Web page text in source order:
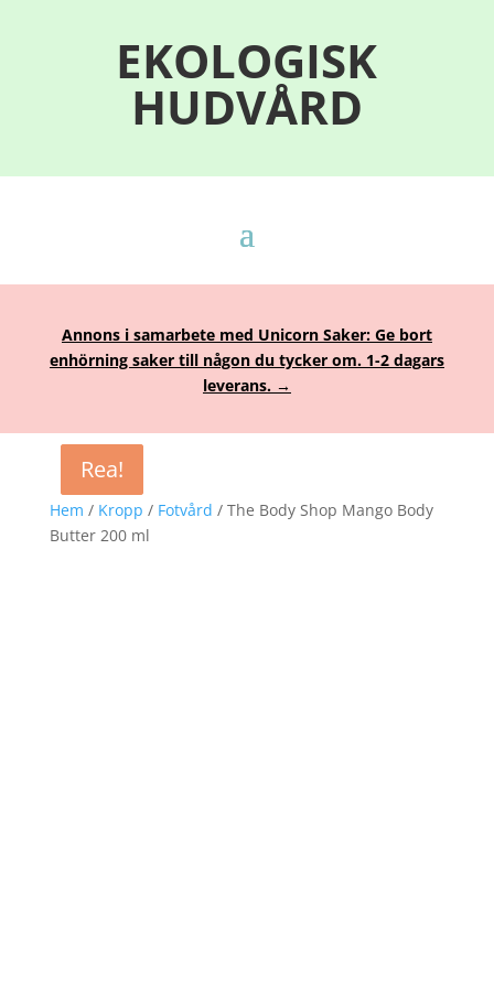
EKOLOGISK
HUDVÅRD
Annons i samarbete med Unicorn Saker: Ge bort
enhörning saker till någon du tycker om. 1-2 dagars
leverans. →
Hem / Kropp / Fotvård / The Body Shop Mango Body
Butter 200 ml
Rea!
Rea!